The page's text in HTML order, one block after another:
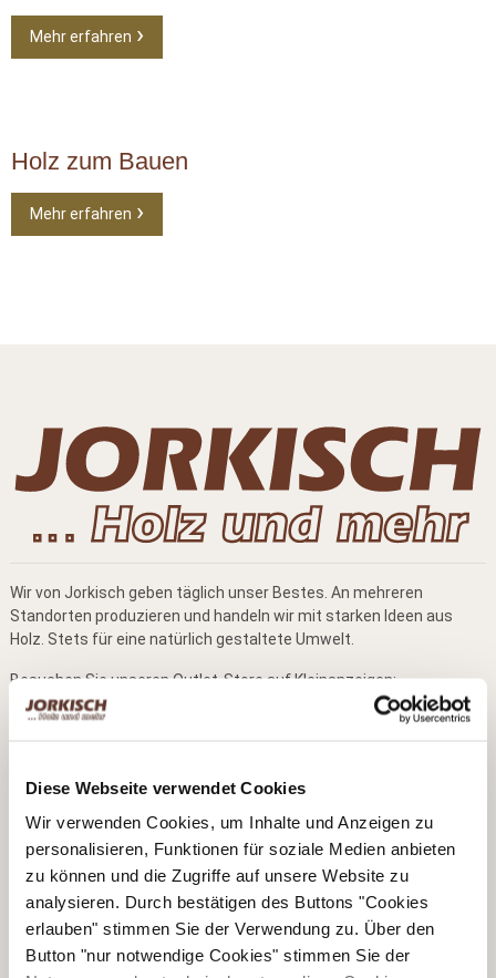
Diese Webseite verwendet Cookies
Wir verwenden Cookies, um Inhalte und Anzeigen zu
personalisieren, Funktionen für soziale Medien anbieten
zu können und die Zugriffe auf unsere Website zu
analysieren. Durch bestätigen des Buttons "Cookies
erlauben" stimmen Sie der Verwendung zu. Über den
Button "nur notwendige Cookies" stimmen Sie der
Mehr erfahren
Holz zum Bauen
Mehr erfahren
Wir von Jorkisch geben täglich unser Bestes. An mehreren
Standorten produzieren und handeln wir mit starken Ideen aus
Holz. Stets für eine natürlich gestaltete Umwelt.
Besuchen Sie unseren Outlet-Store auf Kleinanzeigen:
Kontaktdaten
Bernd Jorkisch GmbH & Co. KG